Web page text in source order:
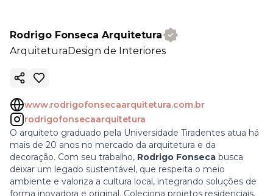
Rodrigo Fonseca Arquitetura
ArquiteturaDesign de Interiores
Copy ink
www.rodrigofonsecaarquitetura.com.br
rodrigofonsecaarquitetura
O arquiteto graduado pela Universidade Tiradentes atua há
mais de 20 anos no mercado da arquitetura e da
decoração. Com seu trabalho, Rodrigo Fonseca busca
deixar um legado sustentável, que respeita o meio
ambiente e valoriza a cultura local, integrando soluções de
forma inovadora e original. Coleciona projetos residenciais,